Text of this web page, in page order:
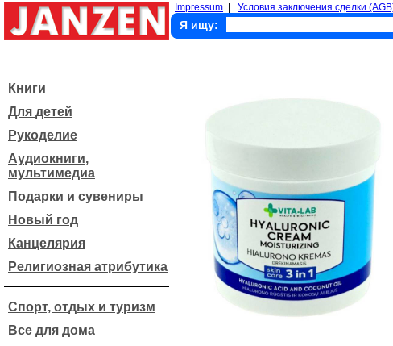
Impressum Условия заключения сделки
Я ищу:
Книги
Для детей
Рукоделие
Аудиокниги,
мультимедиа
Подарки и сувениры
Новый год
Канцелярия
Религиозная атрибутика
Спорт, отдых и туризм
Все для дома